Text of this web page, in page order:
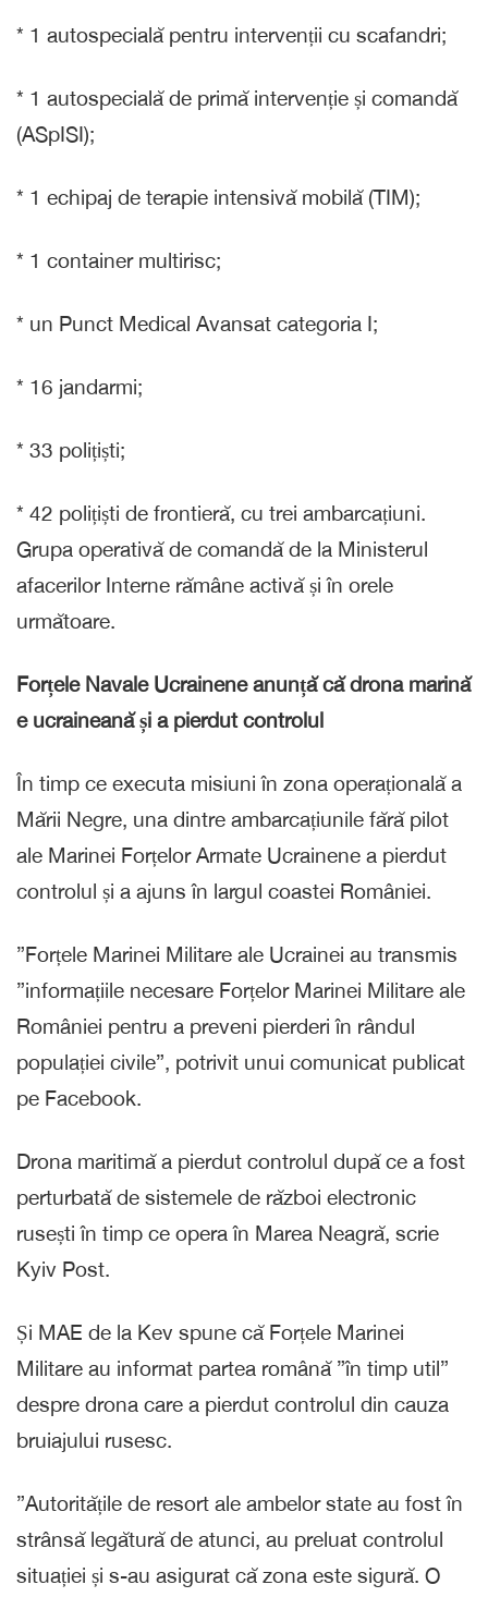
* 1 autospecială pentru intervenții cu scafandri;
* 1 autospecială de primă intervenție și comandă
(ASpISI);
* 1 echipaj de terapie intensivă mobilă (TIM);
* 1 container multirisc;
* un Punct Medical Avansat categoria I;
* ⁠16 jandarmi;
* ⁠33 polițiști;
* ⁠42 polițiști de frontieră, cu trei ambarcațiuni.
Grupa operativă de comandă de la Ministerul
afacerilor Interne rămâne activă și în orele
următoare.
Forțele Navale Ucrainene anunță că drona marină
e ucraineană și a pierdut controlul
În timp ce executa misiuni în zona operațională a
Mării Negre, una dintre ambarcațiunile fără pilot
ale Marinei Forțelor Armate Ucrainene a pierdut
controlul și a ajuns în largul coastei României.
”Forțele Marinei Militare ale Ucrainei au transmis
”informațiile necesare Forțelor Marinei Militare ale
României pentru a preveni pierderi în rândul
populației civile”, potrivit unui comunicat publicat
pe Facebook.
Drona maritimă a pierdut controlul după ce a fost
perturbată de sistemele de război electronic
rusești în timp ce opera în Marea Neagră, scrie
Kyiv Post.
Și MAE de la Kev spune că Forțele Marinei
Militare au informat partea română ”în timp util”
despre drona care a pierdut controlul din cauza
bruiajului rusesc.
”Autoritățile de resort ale ambelor state au fost în
strânsă legătură de atunci, au preluat controlul
situației și s-au asigurat că zona este sigură. O